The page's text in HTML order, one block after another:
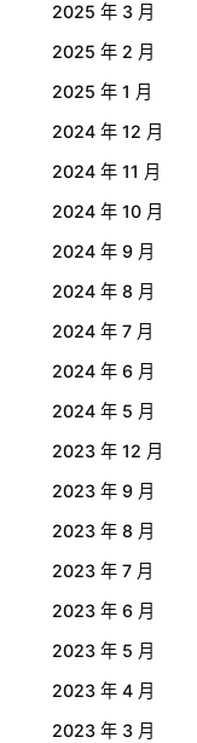
2025 年 3 月
2025 年 2 月
2025 年 1 月
2024 年 12 月
2024 年 11 月
2024 年 10 月
2024 年 9 月
2024 年 8 月
2024 年 7 月
2024 年 6 月
2024 年 5 月
2023 年 12 月
2023 年 9 月
2023 年 8 月
2023 年 7 月
2023 年 6 月
2023 年 5 月
2023 年 4 月
2023 年 3 月